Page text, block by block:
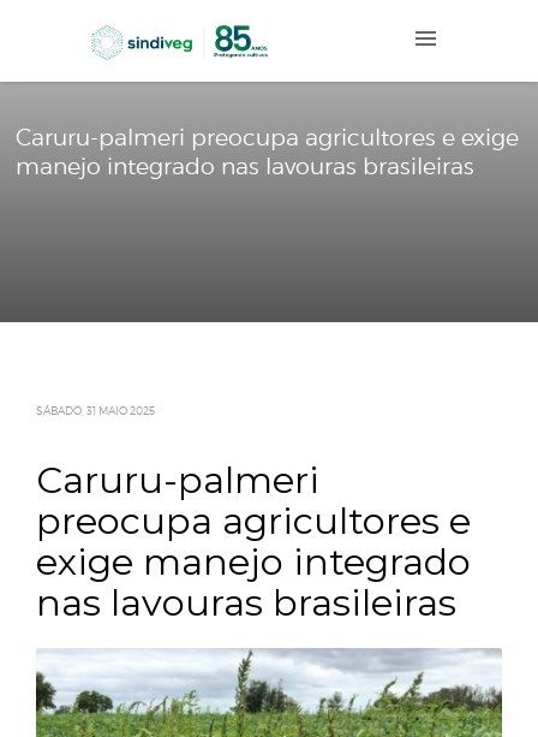
Caruru-palmeri preocupa agricultores
SÁBADO, 31 MAIO 2025
Caruru-palmeri
preocupa agricultores
exige manejo
nas lavouras brasileiras